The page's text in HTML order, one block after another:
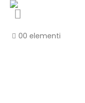
00 elementi